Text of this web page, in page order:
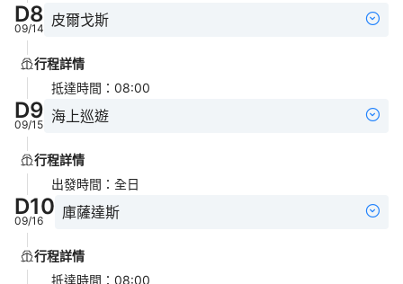
D8
09/14 皮爾戈斯
行程詳情
抵達時間 ： 08:00
D9
09/15 海上巡遊
行程詳情
出發時間 ： 全日
D10
09/16 庫薩達斯
行程詳情
抵達時間 ： 08:00